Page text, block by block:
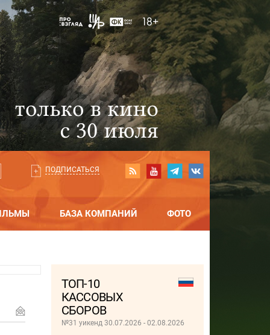
ПОДПИСАТЬСЯ
БАЗА КОМПАНИЙ ФОТО
ТОП-10
КАССОВЫХ
СБОРОВ
№31 уикенд 30.07.2026 - 02.08.2026